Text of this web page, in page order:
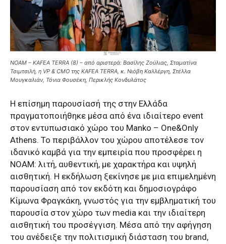
NOAM – KAFEA TERRA (8) – από αριστερά: Βασίλης Ζούλιας, Σταματίνα
Τσιμτσιλή, η VP & CMO της KAFEA TERRA, κ. Νιόβη Καλλέργη, Στέλλα
Μουγκαλιάν, Τόνια Φουσέκη, Περικλής Κονδυλάτος
Η επίσημη παρουσίασή της στην Ελλάδα
πραγματοποιήθηκε μέσα από ένα ιδιαίτερο event
στον εντυπωσιακό χώρο του Manko – One&Only
Athens. Το περιβάλλον του χώρου αποτέλεσε τον
ιδανικό καμβά για την εμπειρία που προσφέρει η
NOAM: λιτή, αυθεντική, με χαρακτήρα και υψηλή
αισθητική. Η εκδήλωση ξεκίνησε με μια επιμελημένη
παρουσίαση από τον εκδότη και δημοσιογράφο
Κίμωνα Φραγκάκη, γνωστός για την εμβληματική του
παρουσία στον χώρο των media και την ιδιαίτερη
αισθητική του προσέγγιση. Μέσα από την αφήγηση
του ανέδειξε την πολιτισμική διάσταση του brand,